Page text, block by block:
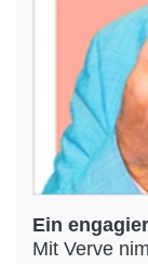
Ein
Mit Verve